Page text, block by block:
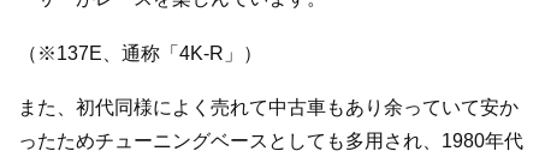
（※137E、通称「4K-R」）
また、初代同様によく売れて中古車もあり余っていて安か
ったためチューニングベースとしても多用され、1980年代